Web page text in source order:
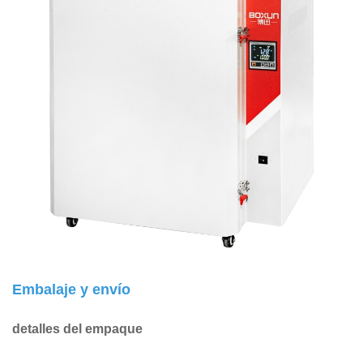
Embalaje y envío
detalles del empaque